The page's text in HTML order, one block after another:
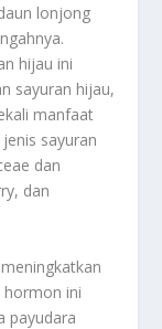
lonjong
hijau ini
sayuran hijau,
manfaat
sayuran
dan
dan
ini
payudara